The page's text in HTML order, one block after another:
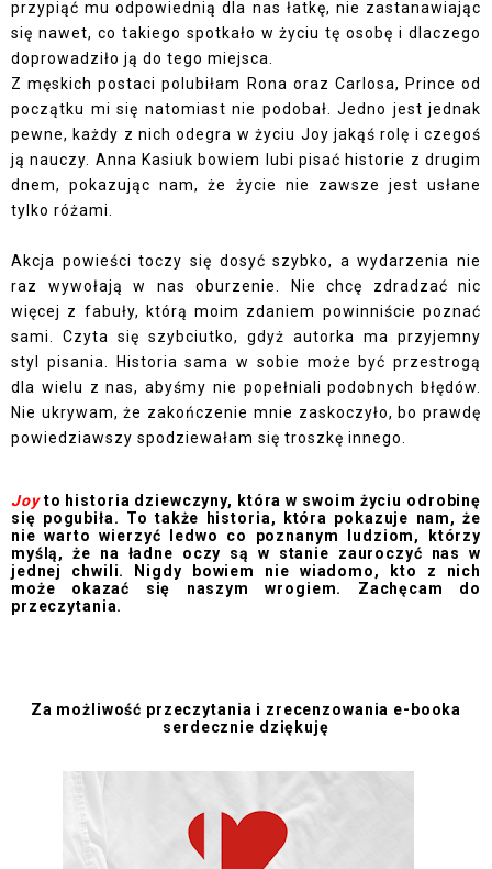
przypiąć mu odpowiednią dla nas łatkę, nie zastanawiając
się nawet, co takiego spotkało w życiu tę osobę i dlaczego
doprowadziło ją do tego miejsca.
Z męskich postaci polubiłam Rona oraz Carlosa, Prince od
początku mi się natomiast nie podobał. Jedno jest jednak
pewne, każdy z nich odegra w życiu Joy jakąś rolę i czegoś
ją nauczy. Anna Kasiuk bowiem lubi pisać historie z drugim
dnem, pokazując nam, że życie nie zawsze jest usłane
tylko różami.
Akcja powieści toczy się dosyć szybko, a wydarzenia nie
raz wywołają w nas oburzenie. Nie chcę zdradzać nic
więcej z fabuły, którą moim zdaniem powinniście poznać
sami. Czyta się szybciutko, gdyż autorka ma przyjemny
styl pisania. Historia sama w sobie może być przestrogą
dla wielu z nas, abyśmy nie popełniali podobnych błędów.
Nie ukrywam, że zakończenie mnie zaskoczyło, bo prawdę
powiedziawszy spodziewałam się troszkę innego.
Joyto historia dziewczyny, która w swoim życiu odrobinę
się pogubiła. To także historia, która pokazuje nam, że
nie warto wierzyć ledwo co poznanym ludziom, którzy
myślą, że na ładne oczy są w stanie zauroczyć nas w
jednej chwili. Nigdy bowiem nie wiadomo, kto z nich
może okazać się naszym wrogiem. Zachęcam do
przeczytania.
Za możliwość przeczytania i zrecenzowania e-booka
serdecznie dziękuję